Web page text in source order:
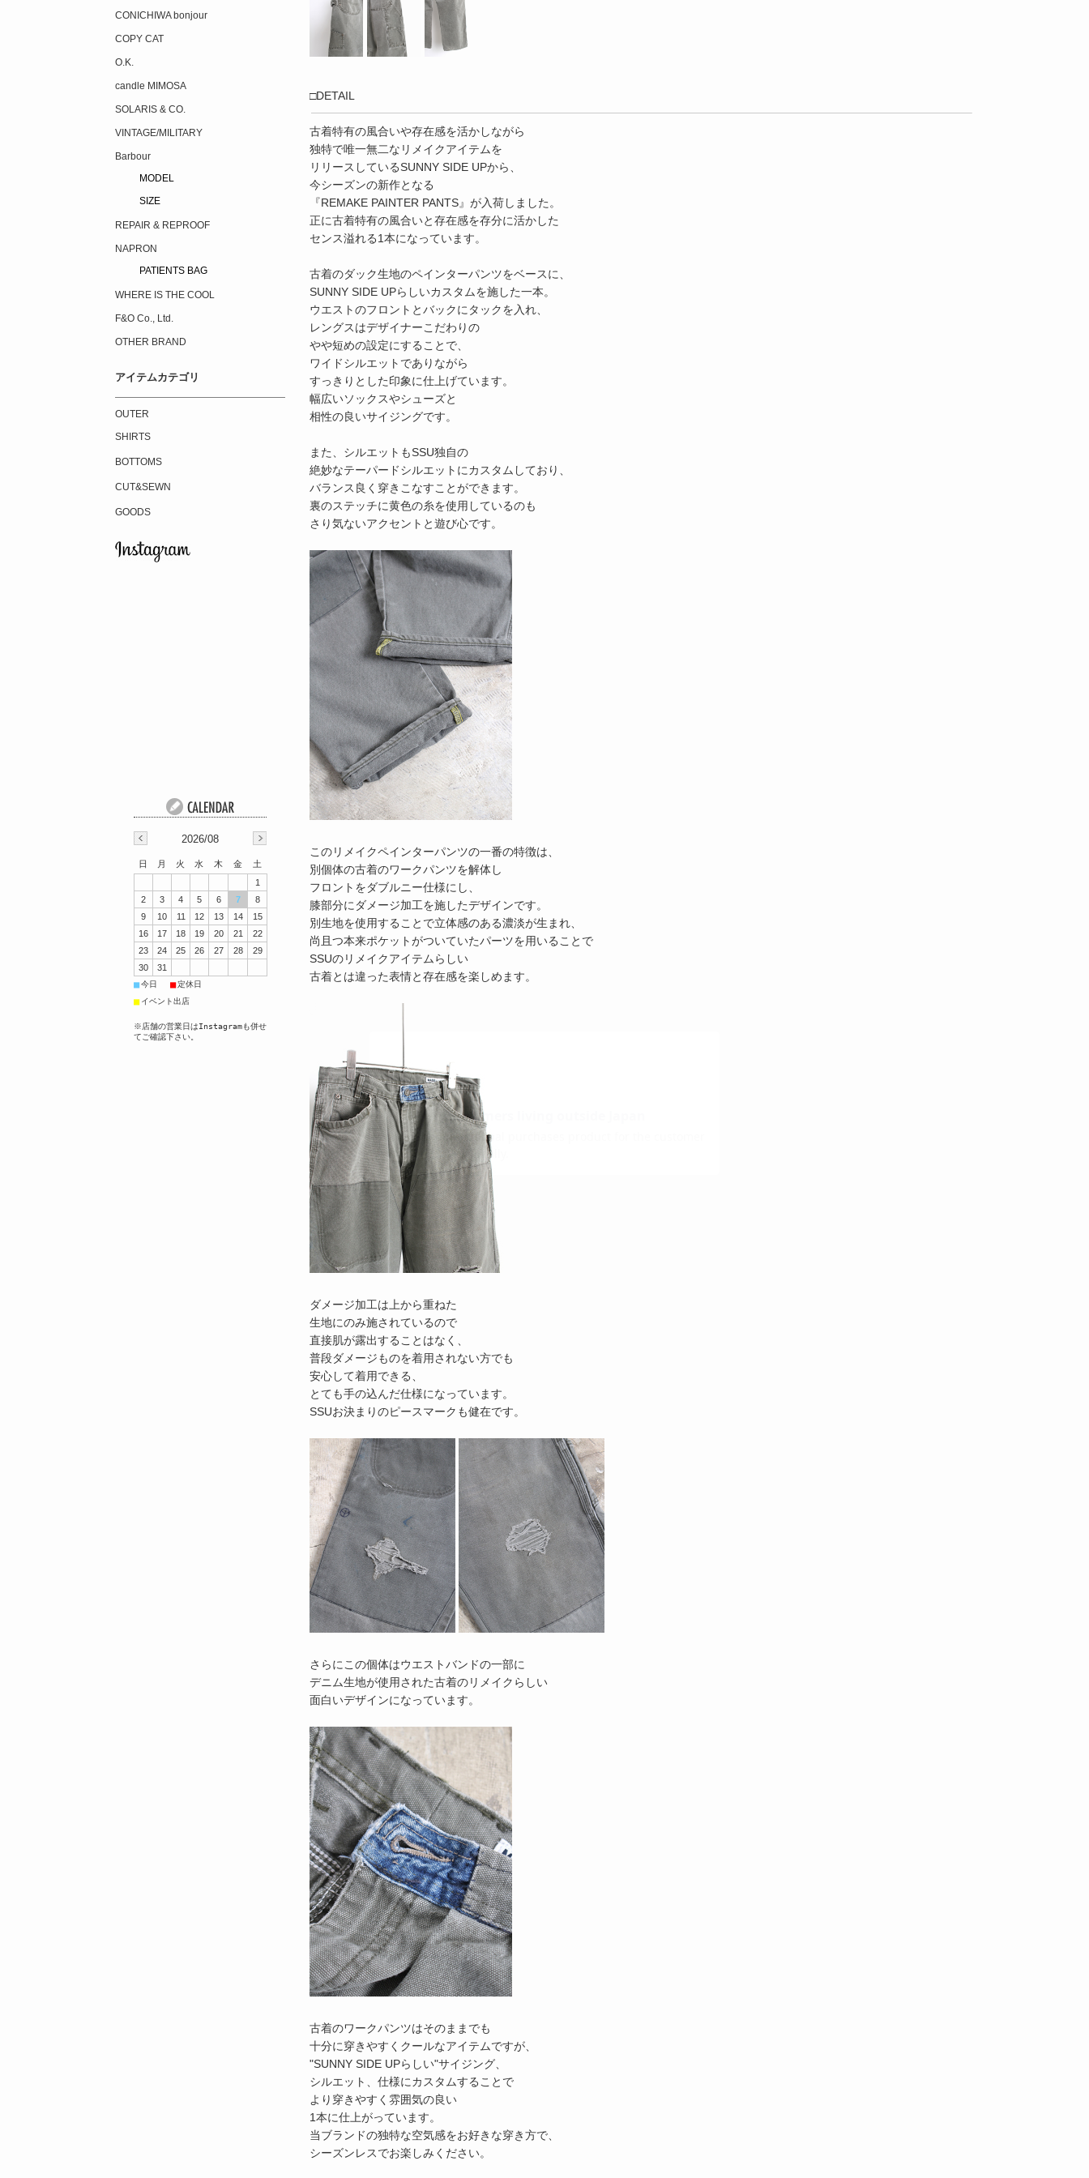
□DETAIL
古着特有の風合いや存在感を活かしながら
独特で唯一無二なリメイクアイテムを
リリースしているSUNNY SIDE UPから、
今シーズンの新作となる
『REMAKE PAINTER PANTS』が入荷しました。
正に古着特有の風合いと存在感を存分に活かした
センス溢れる1本になっています。
古着のダック生地のペインターパンツをベースに、
SUNNY SIDE UPらしいカスタムを施した一本。
ウエストのフロントとバックにタックを入れ、
レングスはデザイナーこだわりの
やや短めの設定にすることで、
ワイドシルエットでありながら
すっきりとした印象に仕上げています。
幅広いソックスやシューズと
相性の良いサイジングです。
また、シルエットもSSU独自の
絶妙なテーパードシルエットにカスタムしており、
バランス良く穿きこなすことができます。
裏のステッチに黄色の糸を使用しているのも
さり気ないアクセントと遊び心です。
このリメイクペインターパンツの一番の特徴は、
別個体の古着のワークパンツを解体し
フロントをダブルニー仕様にし、
膝部分にダメージ加工を施したデザインです。
別生地を使用することで立体感のある濃淡が生まれ、
尚且つ本来ポケットがついていたパーツを用いることで
SSUのリメイクアイテムらしい
古着とは違った表情と存在感を楽しめます。
ダメージ加工は上から重ねた
生地にのみ施されているので
直接肌が露出することはなく、
普段ダメージものを着用されない方でも
安心して着用できる、
とても手の込んだ仕様になっています。
SSUお決まりのピースマークも健在です。
さらにこの個体はウエストバンドの一部に
デニム生地が使用された古着のリメイクらしい
面白いデザインになっています。
古着のワークパンツはそのままでも
十分に穿きやすくクールなアイテムですが、
"SUNNY SIDE UPらしい"サイジング、
シルエット、仕様にカスタムすることで
より穿きやすく雰囲気の良い
1本に仕上がっています。
当ブランドの独特な空気感をお好きな穿き方で、
シーズンレスでお楽しみください。
CONICHIWA bonjour
COPY CAT
O.K.
candle MIMOSA
SOLARIS & CO.
VINTAGE/MILITARY
Barbour
MODEL
SIZE
REPAIR & REPROOF
NAPRON
PATIENTS BAG
WHERE IS THE COOL
F&O Co., Ltd.
OTHER BRAND
アイテムカテゴリ
OUTER
SHIRTS
BOTTOMS
CUT&SEWN
GOODS
2026/08
日 月 火 水 木 金
土
1
2
3 4 5 6 7
8
9
10 11 12 13 14
15
16
17 18 19 20 21
22
23
24 25 26 27 28
29
30
31
■今日 ■定休日
■ イベント出店
※店舗の営業日はInstagramも併せ
てご確認下さい。